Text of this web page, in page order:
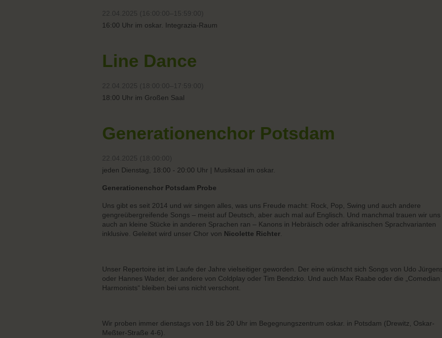
22.04.2025 (16:00:00–15:59:00)
16:00 Uhr im oskar. Integrazia-Raum
Line Dance
22.04.2025 (18:00:00–17:59:00)
18:00 Uhr im Großen Saal
Generationenchor Potsdam
22.04.2025 (18:00:00)
jeden Dienstag, 18:00 - 20:00 Uhr | Musiksaal im oskar.
Generationenchor Potsdam Probe
Uns gibt es seit 2014 und wir singen alles, was uns Freude macht: Rock, Pop, Swing und auch andere
gengreübergreifende Songs – meist auf Deutsch, aber auch mal auf Englisch. Und manchmal trauen wir uns
auch an kleine Stücke in anderen Sprachen ran – Kanons in Hebräisch oder afrikanischen Sprachvarianten
inklusive. Geleitet wird unser Chor von Nicolette Richter
Unser Repertoire ist im Laufe der Jahre vielseitiger geworden. Der eine wünscht sich Songs von Udo
oder Hannes Wader, der andere von Coldplay oder Tim Bendzko. Und auch Max Raabe oder die „Comedian
Harmonists“ bleiben bei uns nicht verschont.
Wir proben immer dienstags von 18 bis 20 Uhr im Begegnungszentrum oskar. in Potsdam (Drewitz, Oskar-
Meßter-Straße 4-6).